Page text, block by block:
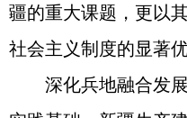
疆的重大课题，更以
社会主义制度的显著优
深化兵地融合发展